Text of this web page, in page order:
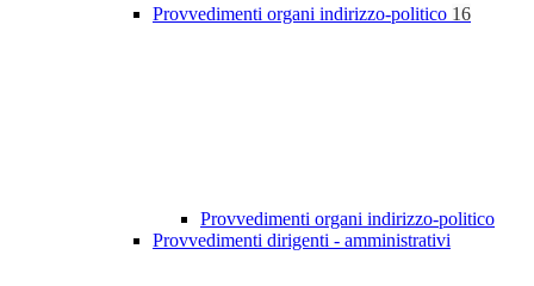
Provvedimenti organi indirizzo-politico 16
Provvedimenti organi indirizzo-politico
Provvedimenti dirigenti - amministrativi